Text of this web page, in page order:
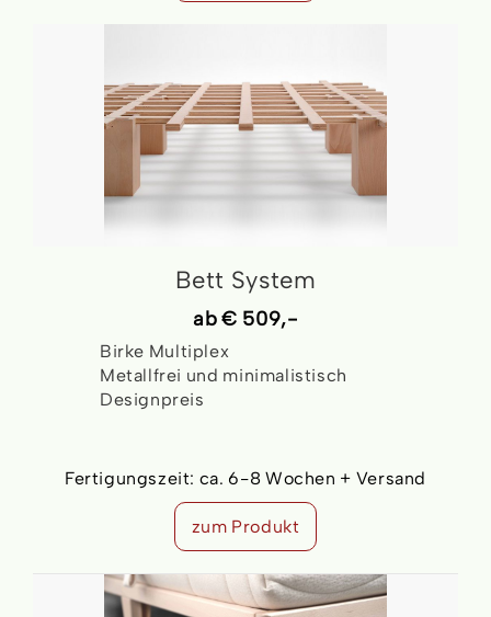
Bett System
ab€ 509,-
Birke Multiplex
Metallfrei und minimalistisch
Designpreis
Fertigungszeit: ca. 6-8 Wochen + Versand
zum Produkt